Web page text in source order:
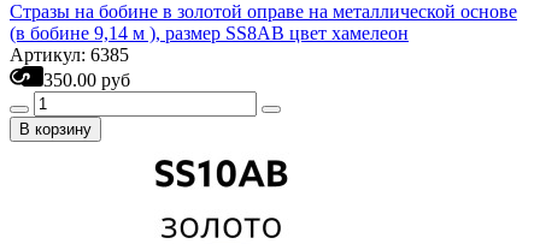
Стразы на бобине в золотой оправе на металлической основе
(в бобине 9,14 м ), размер SS8AB цвет хамелеон
Артикул: 6385
350.00 руб
В корзину